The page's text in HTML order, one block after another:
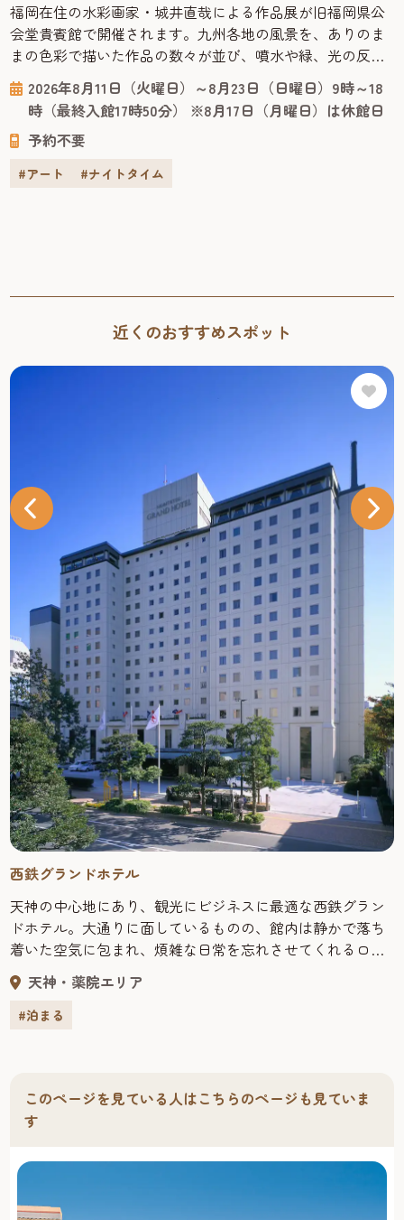
福岡在住の水彩画家・城井直哉による作品展が旧福岡県公
会堂貴賓館で開催されます。九州各地の風景を、ありのま
まの色彩で描いた作品の数々が並び、噴水や緑、光の反射
まで丁寧に再現された絵からは、その土地の空気が感じら
れます。 今回の会場となる「旧福岡県公会堂貴賓館」は、
1910年、九州沖縄八県連合共進会の迎賓館として建てら
れ、明治43年には皇族の宿泊所としても使われた歴史ある
建物です。急勾配の屋根や...
2026年8月11日（火曜日）～8月23日（日曜日）9時～18
時（最終入館17時50分） ※8月17日（月曜日）は休館日
予約不要
#アート #ナイトタイム
近くのおすすめスポット
西鉄グランドホテル
天神の中心地にあり、観光にビジネスに最適な西鉄グラン
ドホテル。大通りに面しているものの、館内は静かで落ち
着いた空気に包まれ、煩雑な日常を忘れさせてくれるロマ
ンティックなシティホテル。 客室数：280室／レストラン
数：7軒
天神・薬院エリア
#泊まる
このページを見ている人はこちらのページも見ていま
す